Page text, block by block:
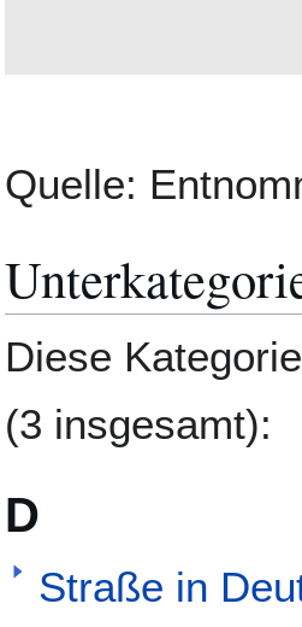
Quelle:
Diese
(3 insgesamt):
D
Straße in